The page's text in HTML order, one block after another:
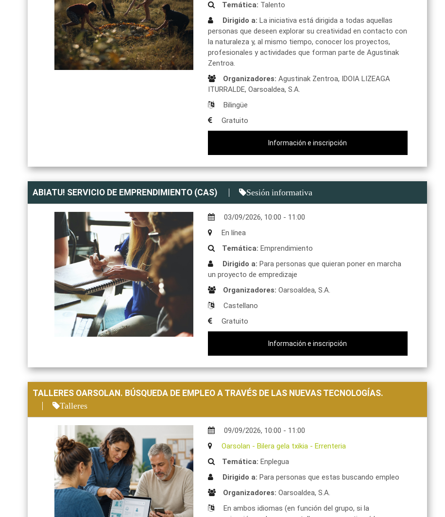
Temática: Talento
Dirigido a: La iniciativa está dirigida a todas aquellas
personas que deseen explorar su creatividad en contacto con
la naturaleza y, al mismo tiempo, conocer los proyectos,
profesionales y actividades que forman parte de Agustinak
Zentroa.
Organizadores: Agustinak Zentroa, IDOIA LIZEAGA
ITURRALDE, Oarsoaldea, S.A.
Bilingüe
Gratuito
Información e inscripción
ABIATU! SERVICIO DE EMPRENDIMIENTO (CAS) Sesión informativa
03/09/2026, 10:00 - 11:00
En línea
Temática: Emprendimiento
Dirigido a: Para personas que quieran poner en marcha
un proyecto de empredizaje
Organizadores: Oarsoaldea, S.A.
Castellano
Gratuito
Información e inscripción
TALLERES OARSOLAN. BÚSQUEDA DE EMPLEO A TRAVÉS DE LAS NUEVAS TECNOLOGÍAS.
Talleres
09/09/2026, 10:00 - 11:00
Oarsolan - Bilera gela txikia - Errenteria
Temática: Enplegua
Dirigido a: Para personas que estas buscando empleo
Organizadores: Oarsoaldea, S.A.
En ambos idiomas (en función del grupo, si la